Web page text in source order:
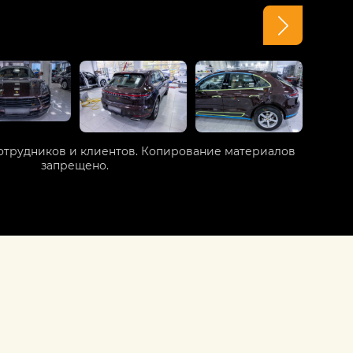
и клиентов. Копирование материалов
запрещено.